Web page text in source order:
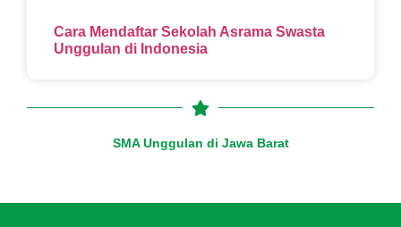
Cara Mendaftar Sekolah Asrama Swasta
Unggulan di Indonesia
SMA Unggulan di Jawa Barat